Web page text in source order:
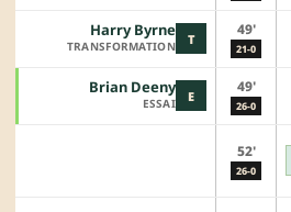
T
Harry Byrne
TRANSFORMATION
49'
21-0
E
Brian Deeny
ESSAI
49'
26-0
52'
26-0